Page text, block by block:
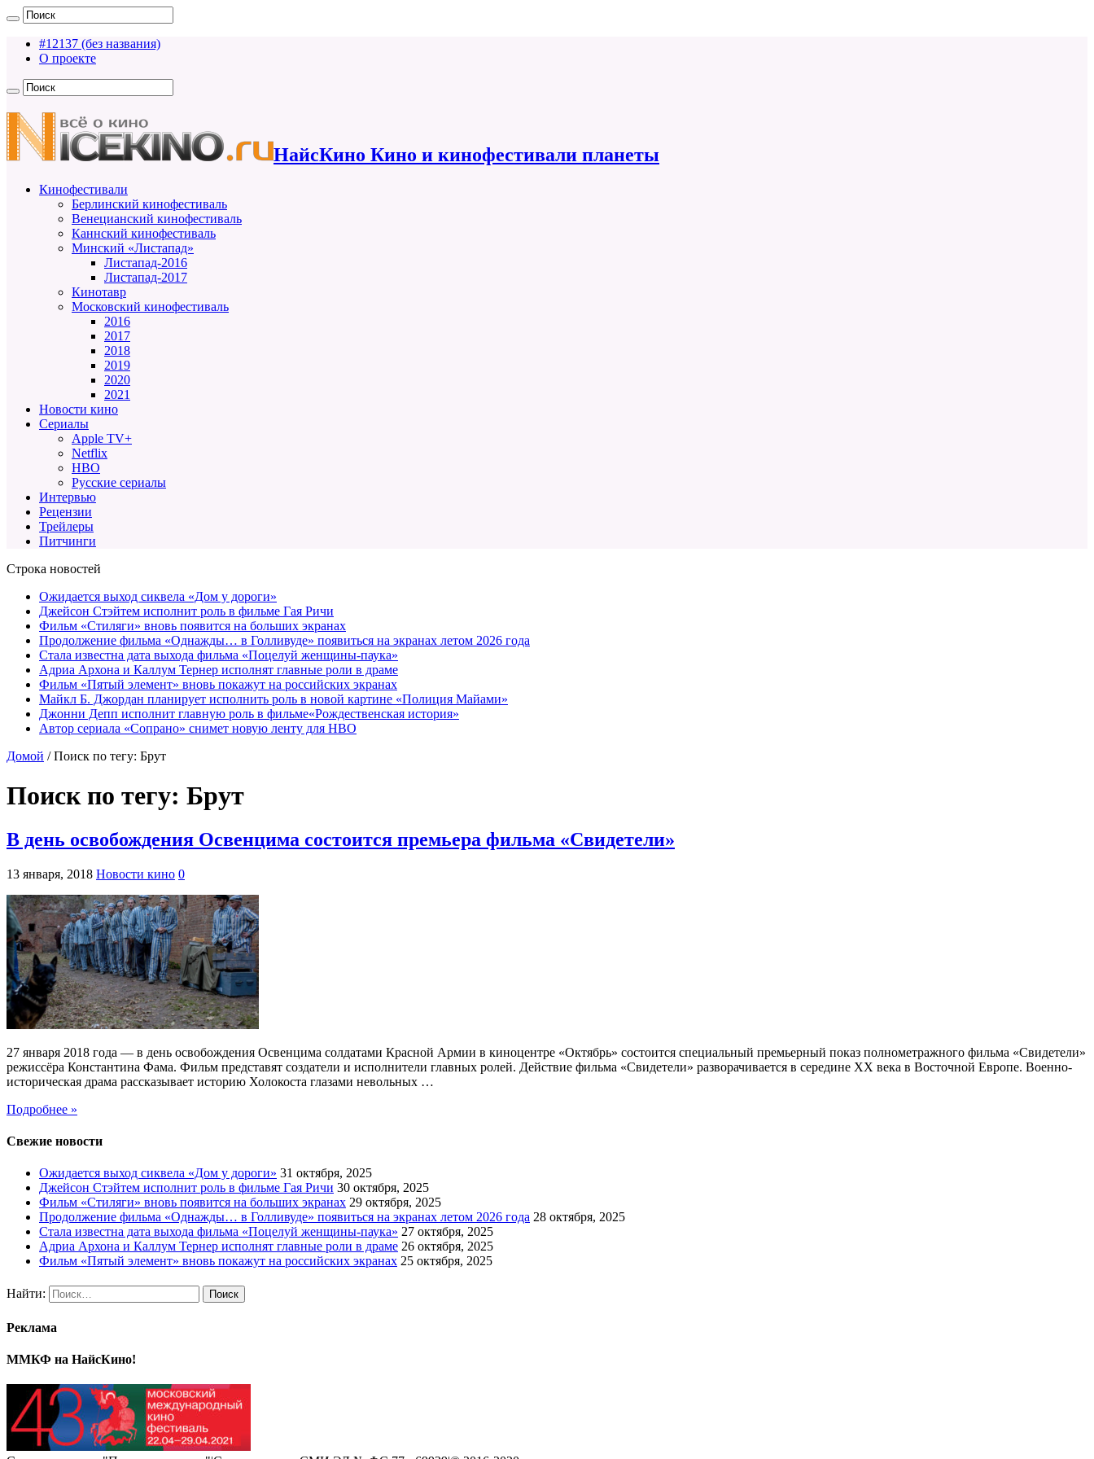
#12137 (без названия)
О проекте
НайсКино Кино и кинофестивали планеты
Кинофестивали
Берлинский кинофестиваль
Венецианский кинофестиваль
Каннский кинофестиваль
Минский «Листапад»
Листапад-2016
Листапад-2017
Кинотавр
Московский кинофестиваль
2016
2017
2018
2019
2020
2021
Новости кино
Сериалы
Apple TV+
Netflix
HBO
Русские сериалы
Интервью
Рецензии
Трейлеры
Питчинги
Строка новостей
Ожидается выход сиквела «Дом у дороги»
Джейсон Стэйтем исполнит роль в фильме Гая Ричи
Фильм «Стиляги» вновь появится на больших экранах
Продолжение фильма «Однажды… в Голливуде» появиться на экранах летом 2026 года
Стала известна дата выхода фильма «Поцелуй женщины-паука»
Адриа Архона и Каллум Тернер исполнят главные роли в драме
Фильм «Пятый элемент» вновь покажут на российских экранах
Майкл Б. Джордан планирует исполнить роль в новой картине «Полиция Майами»
Джонни Депп исполнит главную роль в фильме«Рождественская история»
Автор сериала «Сопрано» снимет новую ленту для HBO
Домой / Поиск по тегу: Брут
Поиск по тегу: Брут
В день освобождения Освенцима состоится премьера фильма «Свидетели»
13 января, 2018 Новости кино 0
27 января 2018 года — в день освобождения Освенцима солдатами Красной Армии в киноцентре «Октябрь» состоится специальный премьерный показ полнометражного фильма «Свидетели»
режиссёра Константина Фама. Фильм представят создатели и исполнители главных ролей. Действие фильма «Свидетели» разворачивается в середине ХХ века в Восточной Европе. Военно-
историческая драма рассказывает историю Холокоста глазами невольных …
Подробнее »
Свежие новости
Ожидается выход сиквела «Дом у дороги» 31 октября, 2025
Джейсон Стэйтем исполнит роль в фильме Гая Ричи 30 октября, 2025
Фильм «Стиляги» вновь появится на больших экранах 29 октября, 2025
Продолжение фильма «Однажды… в Голливуде» появиться на экранах летом 2026 года 28 октября, 2025
Стала известна дата выхода фильма «Поцелуй женщины-паука» 27 октября, 2025
Адриа Архона и Каллум Тернер исполнят главные роли в драме 26 октября, 2025
Фильм «Пятый элемент» вновь покажут на российских экранах 25 октября, 2025
Найти:
Реклама
ММКФ на НайсКино!